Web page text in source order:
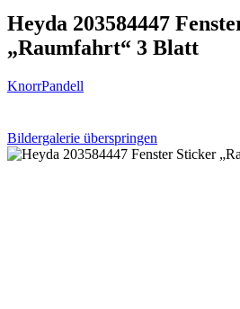
Heyda 203584447
„Raumfahrt“ 3 Blatt
KnorrPandell
Bildergalerie überspringen